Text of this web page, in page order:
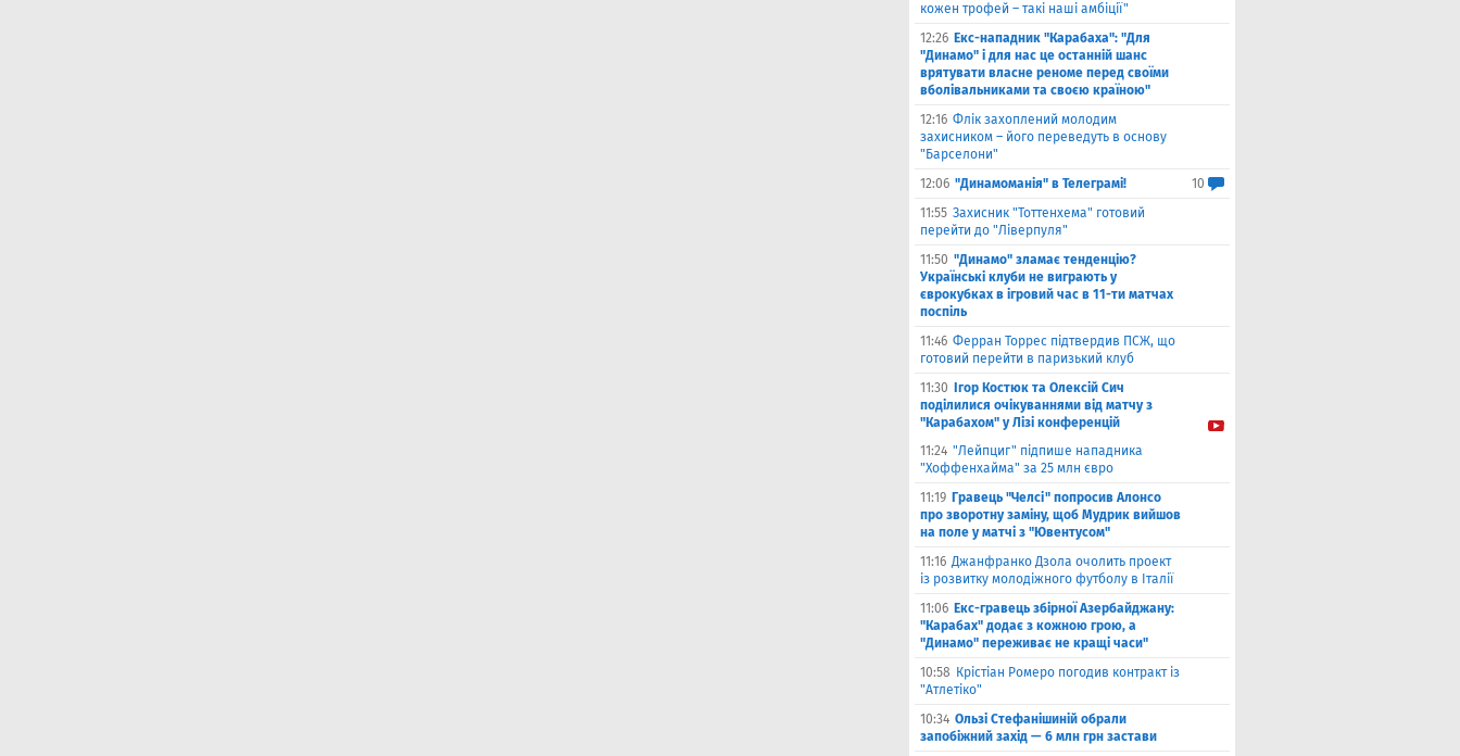
кожен трофей – такі наші амбіції"
12:26 Екс-нападник "Карабаха": "Для
"Динамо" і для нас це останній шанс
врятувати власне реноме перед своїми
вболівальниками та своєю країною"
12:16 Флік захоплений молодим
захисником – його переведуть в основу
"Барселони"
12:06 "Динамоманія" в Телеграмі!
10
11:55 Захисник "Тоттенхема" готовий
перейти до "Ліверпуля"
11:50 "Динамо" зламає тенденцію?
Українські клуби не виграють у
єврокубках в ігровий час в 11-ти матчах
поспіль
11:46 Ферран Торрес підтвердив ПСЖ, що
готовий перейти в паризький клуб
11:30
Ігор Костюк та Олексій Сич
поділилися очікуваннями від матчу з
"Карабахом" у Лізі конференцій
11:24 "Лейпциг" підпише нападника
"Хоффенхайма" за 25 млн євро
11:19 Гравець "Челсі" попросив Алонсо
про зворотну заміну, щоб Мудрик вийшов
на поле у ​​матчі з "Ювентусом"
11:16 Джанфранко Дзола очолить проект
із розвитку молодіжного футболу в Італії
11:06 Екс-гравець збірної Азербайджану:
"Карабах" додає з кожною грою, а
"Динамо" переживає не кращі часи"
10:58 Крістіан Ромеро погодив контракт із
"Атлетіко"
10:34 Ользі Стефанішиній обрали
запобіжний захід — 6 млн грн застави